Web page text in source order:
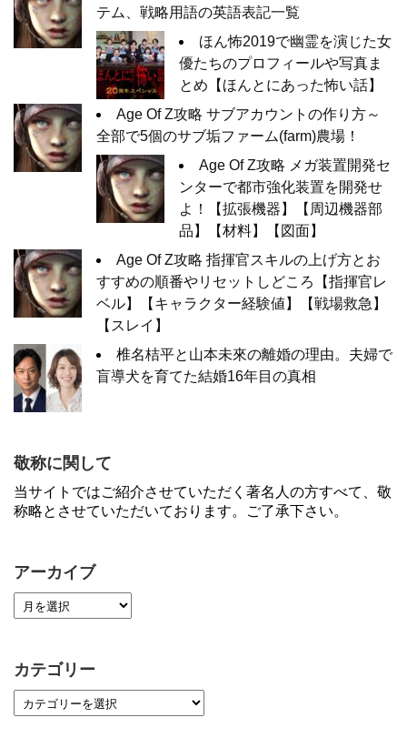
テム、戦略用語の英語表記一覧
ほん怖2019で幽霊を演じた女
優たちのプロフィールや写真ま
とめ【ほんとにあった怖い話】
Age Of Z攻略 サブアカウントの作り方～
全部で5個のサブ垢ファーム(farm)農場！
Age Of Z攻略 メガ装置開発セ
ンターで都市強化装置を開発せ
よ！【拡張機器】【周辺機器部
品】【材料】【図面】
Age Of Z攻略 指揮官スキルの上げ方とお
すすめの順番やリセットしどころ【指揮官レ
ベル】【キャラクター経験値】【戦場救急】
【スレイ】
椎名桔平と山本未來の離婚の理由。夫婦で
盲導犬を育てた結婚16年目の真相
敬称に関して
当サイトではご紹介させていただく著名人の方すべて、敬
称略とさせていただいております。ご了承下さい。
アーカイブ
カテゴリー